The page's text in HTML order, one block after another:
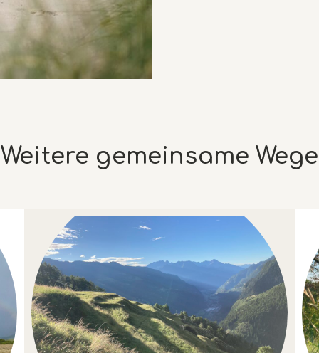
Weitere gemeinsame Wege